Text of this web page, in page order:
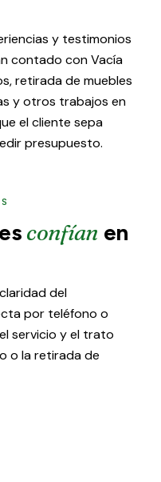
y testimonios
contado con Vacía
retirada de muebles
y otros trabajos en
el cliente sepa
presupuesto.
confían en
del
por teléfono o
servicio y el trato
o la retirada de